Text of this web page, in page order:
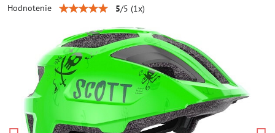
Hodnotenie 5/5 (1x)